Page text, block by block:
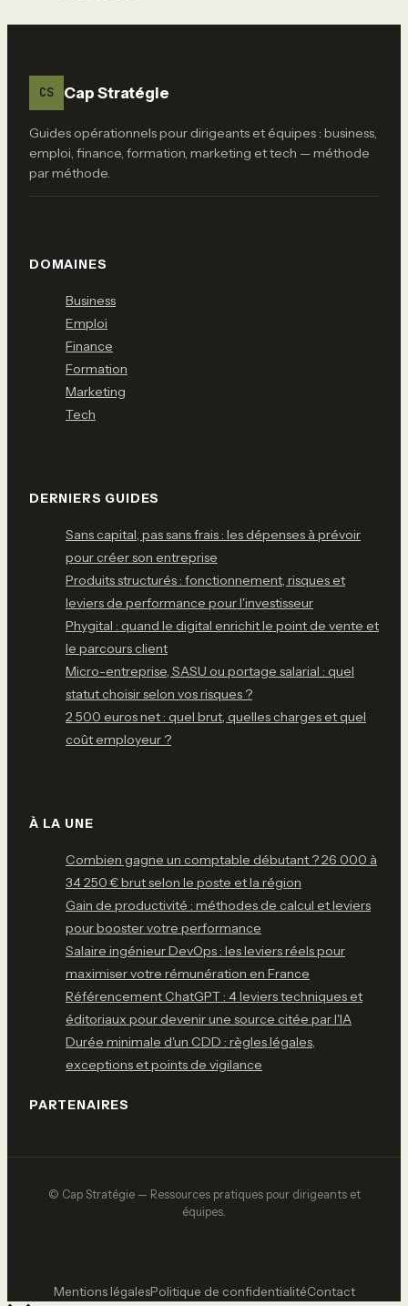
chiffres réels,
négociation
CS Cap Stratégie
Guides opérationnels pour dirigeants et équipes : business,
emploi, finance, formation, marketing et tech — méthode
par méthode.
DOMAINES
Business
Emploi
Finance
Formation
Marketing
Tech
DERNIERS GUIDES
Sans capital, pas sans frais : les dépenses à prévoir
pour créer son entreprise
Produits structurés : fonctionnement, risques et
leviers de performance pour l'investisseur
Phygital : quand le digital enrichit le point de vente et
le parcours client
Micro-entreprise, SASU ou portage salarial : quel
statut choisir selon vos risques ?
2 500 euros net : quel brut, quelles charges et quel
coût employeur ?
À LA UNE
Combien gagne un comptable débutant ? 26 000 à
34 250 € brut selon le poste et la région
Gain de productivité : méthodes de calcul et leviers
pour booster votre performance
Salaire ingénieur DevOps : les leviers réels pour
maximiser votre rémunération en France
Référencement ChatGPT : 4 leviers techniques et
éditoriaux pour devenir une source citée par l'IA
Durée minimale d'un CDD : règles légales,
exceptions et points de vigilance
PARTENAIRES
© Cap Stratégie — Ressources pratiques pour dirigeants et
équipes.
Mentions légalesPolitique de confidentialitéContact